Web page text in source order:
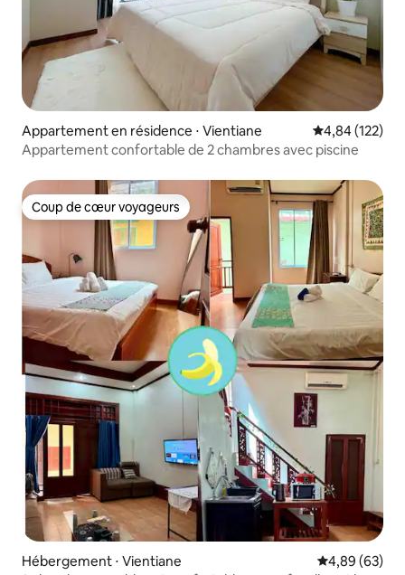
Appartement en résidence ⋅ Vientiane Évaluation
4,84 (122)
Appartement confortable de 2 chambres avec piscine
Coup de cœur voyageurs
Coup de cœur voyageurs
Hébergement ⋅ Vientiane Évaluation
4,89 (63)